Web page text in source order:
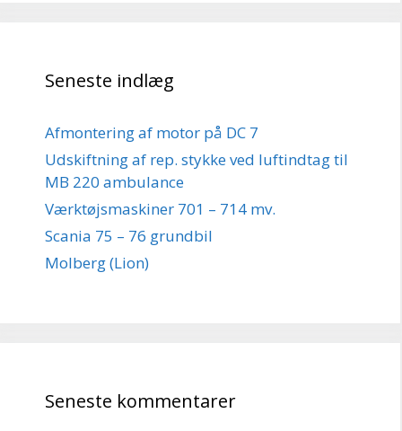
Seneste indlæg
Afmontering af motor på DC 7
Udskiftning af rep. stykke ved luftindtag til
MB 220 ambulance
Værktøjsmaskiner 701 – 714 mv.
Scania 75 – 76 grundbil
Molberg (Lion)
Seneste kommentarer